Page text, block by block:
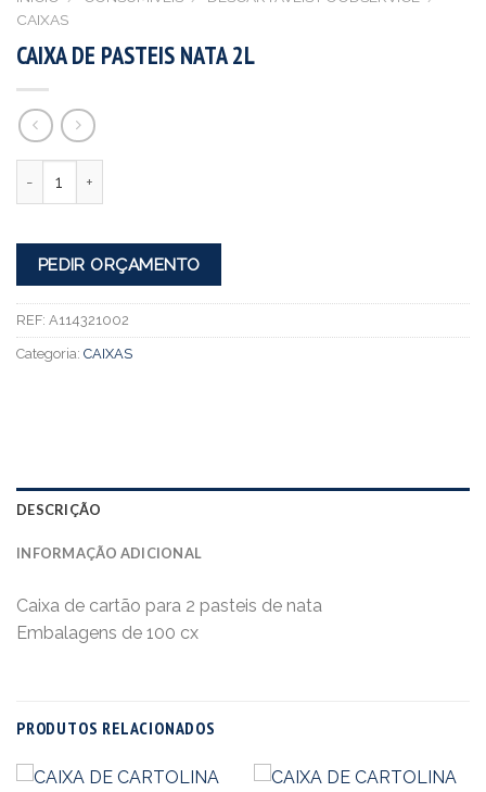
CAIXAS
CAIXA DE PASTEIS NATA 2L
PEDIR ORÇAMENTO
REF: A114321002
Categoria: CAIXAS
DESCRIÇÃO
INFORMAÇÃO ADICIONAL
Caixa de cartão para 2 pasteis de nata
Embalagens de 100 cx
PRODUTOS RELACIONADOS